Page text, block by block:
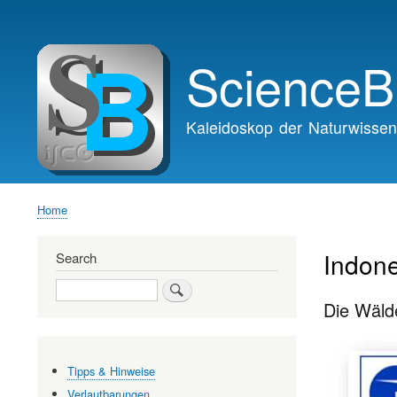
navigation
Kaleidoskop der
Home
Die
Search
Search
Tipps & Hinweise
Verlautbarungen